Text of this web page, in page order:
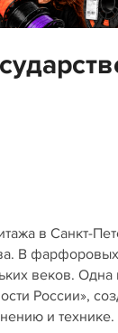
в Санкт-
В
веков. Одна
России»,
и технике.